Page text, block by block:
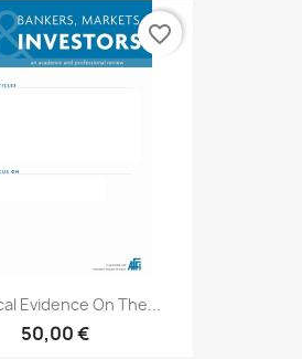
Evidence On The...
50,00 €
favorite_border